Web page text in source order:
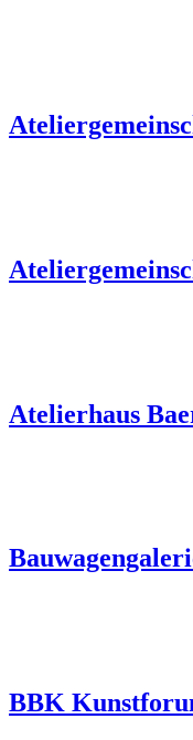
Atelierhaus
BBK